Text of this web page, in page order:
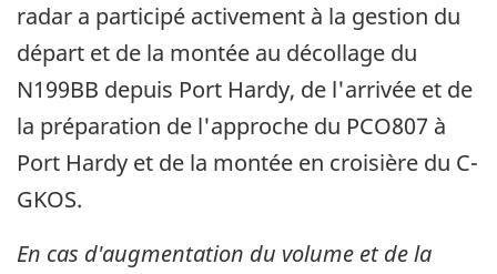
radar a participé activement à la gestion du
départ et de la montée au décollage du
N199BB depuis Port Hardy, de l'arrivée et de
la préparation de l'approche du PCO807 à
Port Hardy et de la montée en croisière du C-
GKOS.
En cas d'augmentation du volume et de la